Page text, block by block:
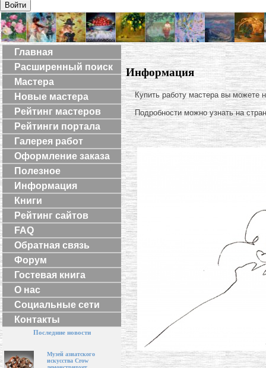
Войти
Главная
Расширенный поиск
Мастера
Новые мастера
Рейтинг мастеров
Рейтинги портала
Галерея работ
Оформление заказа
Полезное
Информация
Книги
Рейтинг сайтов
FAQ
Обратная связь
Форум
Гостевая книга
О нас
Социальные сети
Контакты
Последние новости
Музей азиатского
искусства Crow
Информация
Купить работу мастера вы можете
Подробности можно узнать на